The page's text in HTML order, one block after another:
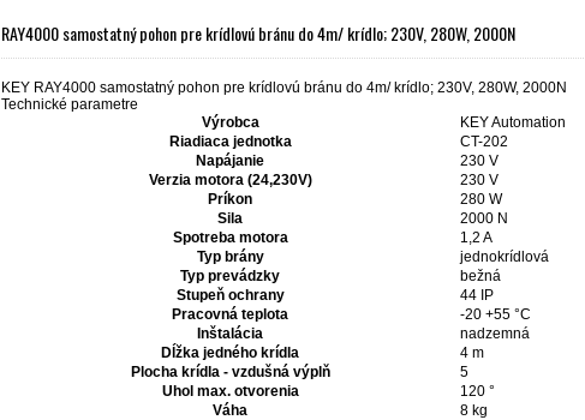
RAY4000 samostatný pohon pre krídlovú bránu do 4m/ krídlo; 230V, 280W, 2000N
KEY RAY4000 samostatný pohon pre krídlovú bránu do 4m/ krídlo; 230V, 280W, 2000N
Technické parametre
Výrobca
KEY Automation
Riadiaca jednotka
CT-202
Napájanie
230 V
Verzia motora (24,230V)
230 V
Príkon
280 W
Sila
2000 N
Spotreba motora
1,2 A
Typ brány
jednokrídlová
Typ prevádzky
bežná
Stupeň ochrany
44 IP
Pracovná teplota
-20 +55 °C
Inštalácia
nadzemná
Dĺžka jedného krídla
4 m
Plocha krídla - vzdušná výplň
5
Uhol max. otvorenia
120 °
Váha
8 kg